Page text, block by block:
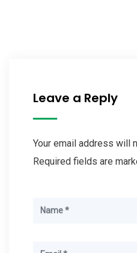
Leave a Reply
Your email address will
Required fields are